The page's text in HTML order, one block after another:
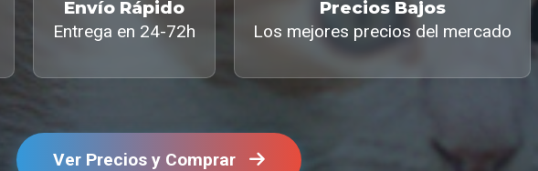
Envío Rápido
Entrega en 24-72h
Precios Bajos
Los mejores precios del mercado
Ver Precios y Comprar